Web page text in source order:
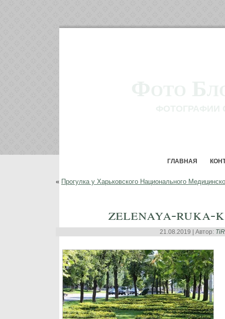
ГЛАВНАЯ
« Прогулка у Харьковского Национального
zelenaya-ruka-
21.08.2019 | Автор: